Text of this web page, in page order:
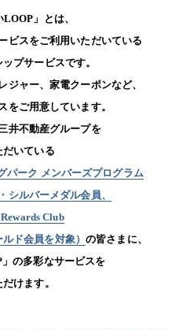
LOOP」とは、
ビスをご利用いただいている
プサービスです。
ジャー、家電クーポンなど、
をご用意しています。
井不動産グループを
だいている
パーク メンバーズプログラム
シルバーメダル会員、
Club
ド会員を対象）の皆さまに、
」の多彩なサービスを
けます。